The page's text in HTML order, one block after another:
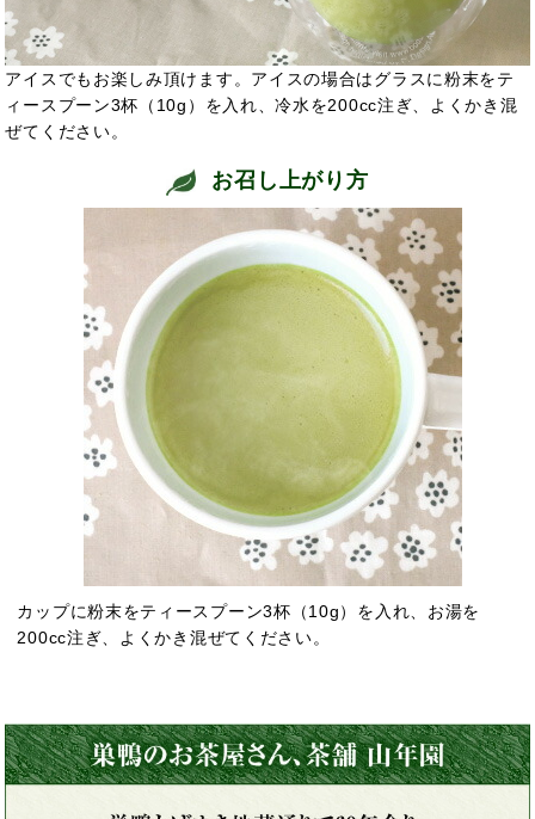
アイスでもお楽しみ頂けます。アイスの場合はグラスに粉末をテ
ィースプーン3杯（10g）を入れ、冷水を200cc注ぎ、よくかき混
ぜてください。
お召し上がり方
カップに粉末をティースプーン3杯（10g）を入れ、お湯を
200cc注ぎ、よくかき混ぜてください。